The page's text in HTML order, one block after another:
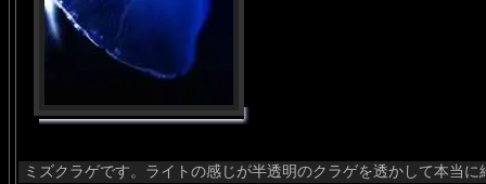
ミズクラゲです。ライトの感じが半透明のクラゲを透かして本当